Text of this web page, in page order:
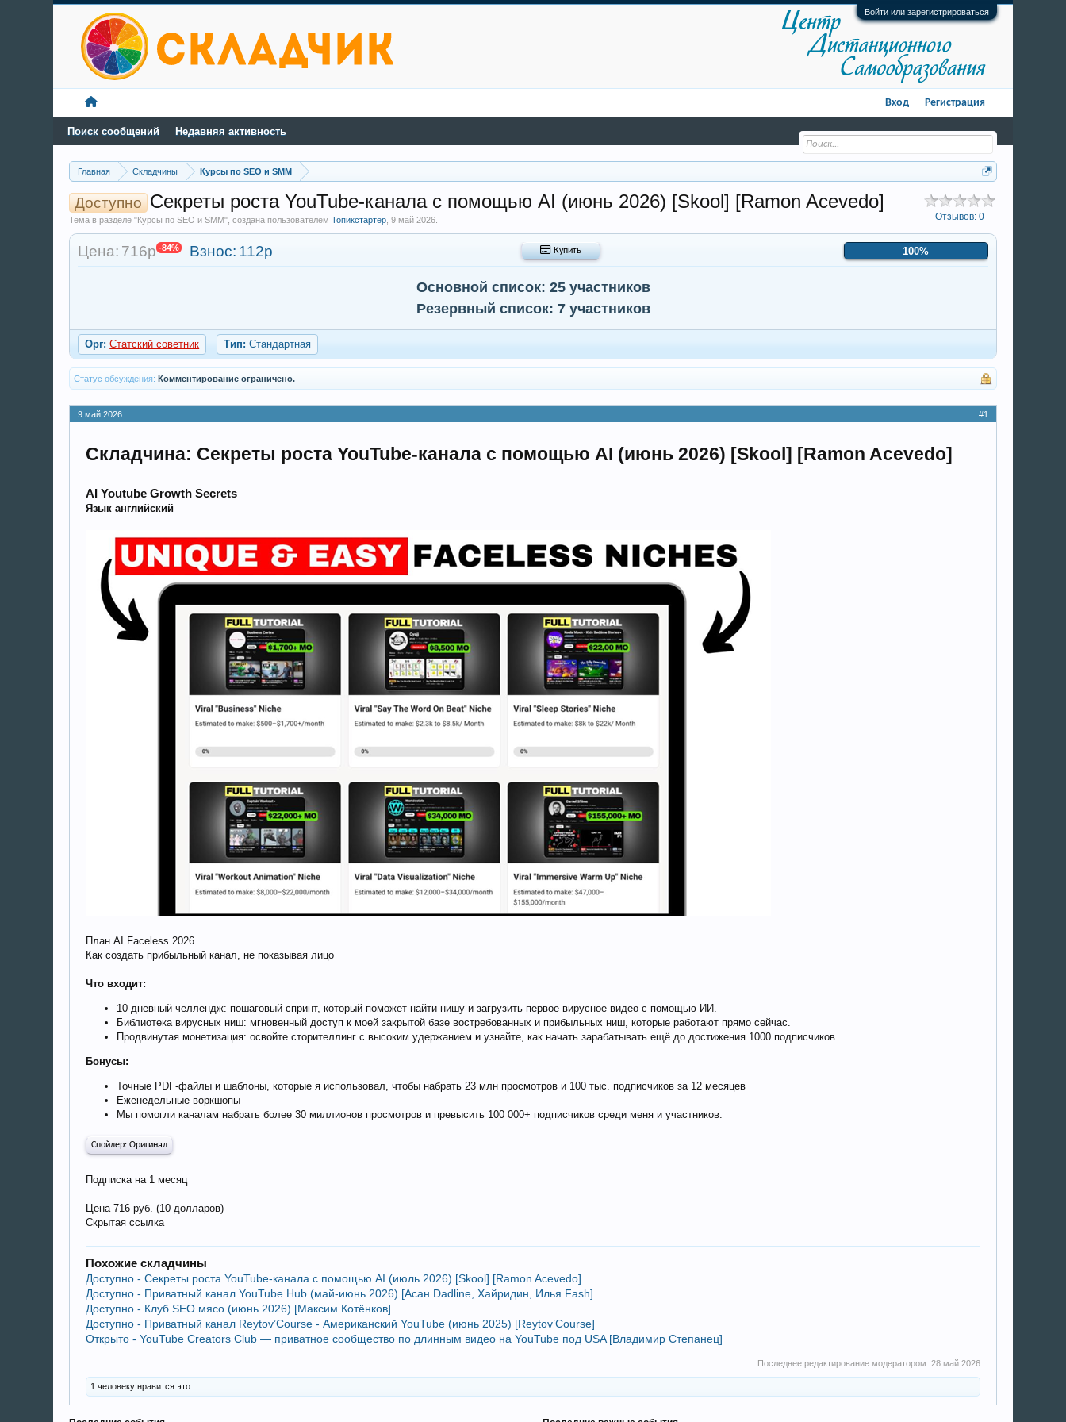
Войти или зарегистрироваться
Главная Складчины Курсы по SEO и SMM
Отзывов: 0
Доступно Секреты роста YouTube-канала с помощью AI (июнь 2026) [Skool] [Ramon Acevedo]
Тема в разделе "Курсы по SEO и SMM", создана пользователемТопикстартер ,9 май 2026
Цена: 716р -84% Взнос: 112р 100%
 Купить
Основной список: 25 участников
Резервный список: 7 участников
Орг: Статский советник Тип: Стандартная
Статус обсуждения: Комментирование ограничено.
9 май 2026 #1
Складчина: Секреты роста YouTube-канала с помощью AI (июнь 2026) [Skool] [Ramon Acevedo]
AI Youtube Growth Secrets
Язык английский
План AI Faceless 2026
Как создать прибыльный канал, не показывая лицо
Что входит:
10-дневный челлендж: пошаговый спринт, который поможет найти нишу и загрузить первое вирусное видео с помощью ИИ.
Библиотека вирусных ниш: мгновенный доступ к моей закрытой базе востребованных и прибыльных ниш, которые работают прямо сейчас.
Продвинутая монетизация: освойте сторителлинг с высоким удержанием и узнайте, как начать зарабатывать ещё до достижения 1000 подписчиков.
Бонусы:
Точные PDF-файлы и шаблоны, которые я использовал, чтобы набрать 23 млн просмотров и 100 тыс. подписчиков за 12 месяцев
Еженедельные воркшопы
Мы помогли каналам набрать более 30 миллионов просмотров и превысить 100 000+ подписчиков среди меня и участников.
Спойлер:Оригинал
Подписка на 1 месяц
Цена 716 руб. (10 долларов)
Скрытая ссылка
Похожие складчины
Доступно - Секреты роста YouTube-канала с помощью AI (июль 2026) [Skool] [Ramon Acevedo]
Доступно - Приватный канал YouTube Hub (май-июнь 2026) [Асан Dadline, Хайридин, Илья Fash]
Доступно - Клуб SEO мясо (июнь 2026) [Максим Котёнков]
Доступно - Приватный канал Reytov’Course - Американский YouTube (июнь 2025) [Reytov’Course]
Открыто - YouTube Creators Club — приватное сообщество по длинным видео на YouTube под USA [Владимир Степанец]
Последнее редактирование модератором: 28 май 2026
1 человеку нравится это.
Поиск сообщений Недавняя активность
Вход Регистрация